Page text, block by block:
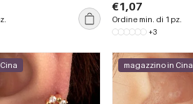
€1,07
Ordine min. di 1 pz.
+3
magazzino in Cina